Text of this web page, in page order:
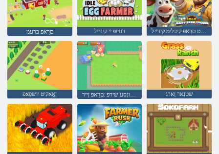
םרַאפ ברעמ רעיוּפ יי קידייל
ןָאָאקיט יושּפַאּפ גרַאוונסע שירפ :םרַאפ ןייר שטנַאר זָארג